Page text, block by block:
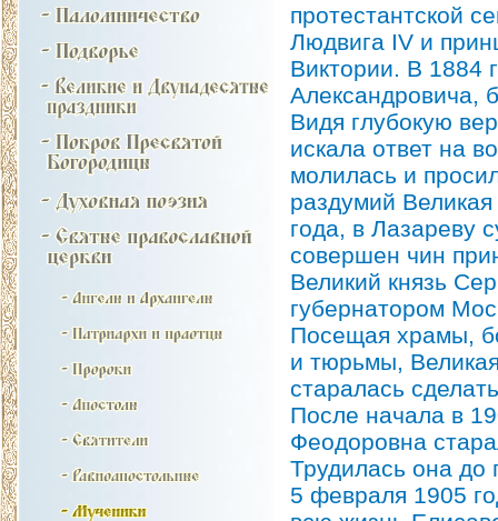
протестантской
Людвига IV и
Виктории. В 1884
Александровича,
Видя глубокую
искала ответ на
молилась и
раздумий
года, в Лазареву
совершен чин
Великий князь
губернатором
Посещая храмы,
и тюрьмы,
старалась
После начала в
Феодоровна
Трудилась она до
5 февраля 1905